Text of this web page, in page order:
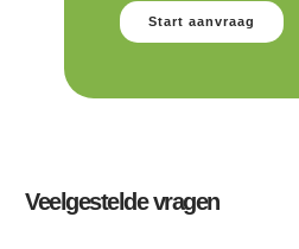
Start aanvraag
Veelgestelde vragen